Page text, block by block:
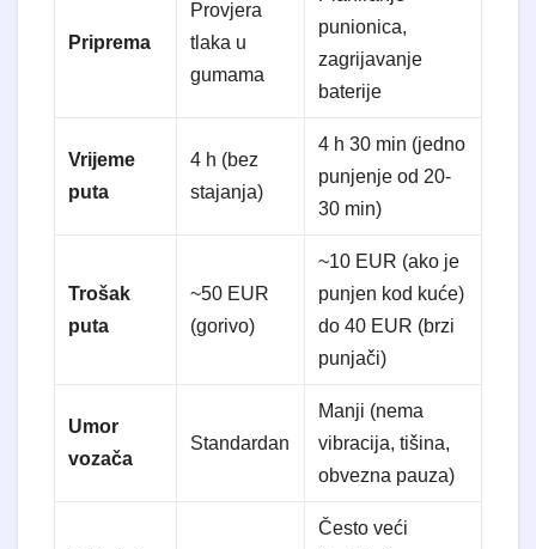
Priprema
Provjera
tlaka u
gumama
punionica,
zagrijavanje
baterije
Vrijeme
puta
4 h (bez
stajanja)
4 h 30 min (jedno
punjenje od 20-
30 min)
Trošak
puta
~50 EUR
(gorivo)
~10 EUR (ako je
punjen kod kuće)
do 40 EUR (brzi
punjači)
Umor
vozača
Standardan
Manji (nema
vibracija, tišina,
obvezna pauza)
Često veći